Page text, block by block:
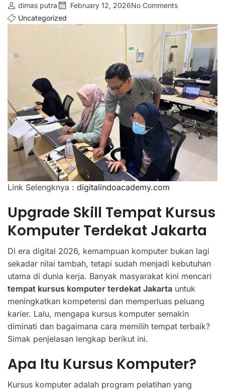
dimas putra February 12, 2026No Comments
Uncategorized
Link Selengknya : digitalindoacademy.com
Upgrade Skill Tempat Kursus
Komputer Terdekat Jakarta
Di era digital 2026, kemampuan komputer bukan lagi
sekadar nilai tambah, tetapi sudah menjadi kebutuhan
utama di dunia kerja. Banyak masyarakat kini mencari
tempat kursus komputer terdekat Jakarta untuk
meningkatkan kompetensi dan memperluas peluang
karier. Lalu, mengapa kursus komputer semakin
diminati dan bagaimana cara memilih tempat terbaik?
Simak penjelasan lengkap berikut ini.
Apa Itu Kursus Komputer?
Kursus komputer adalah program pelatihan yang